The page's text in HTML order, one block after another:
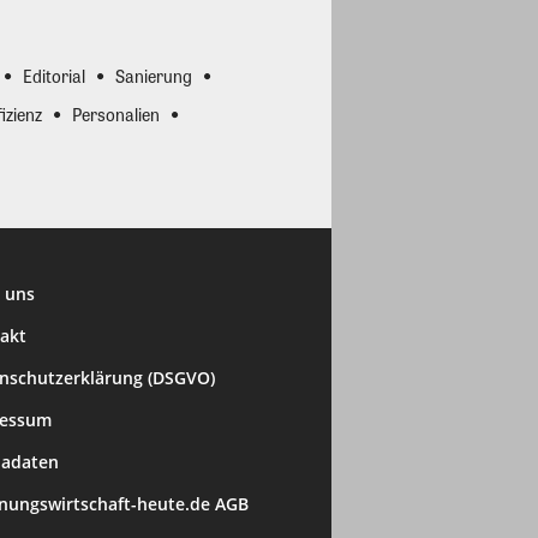
Editorial
Sanierung
Personalien
uns
(DSGVO)
heute.de AGB